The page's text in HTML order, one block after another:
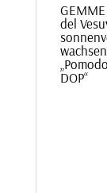
del
DOP“